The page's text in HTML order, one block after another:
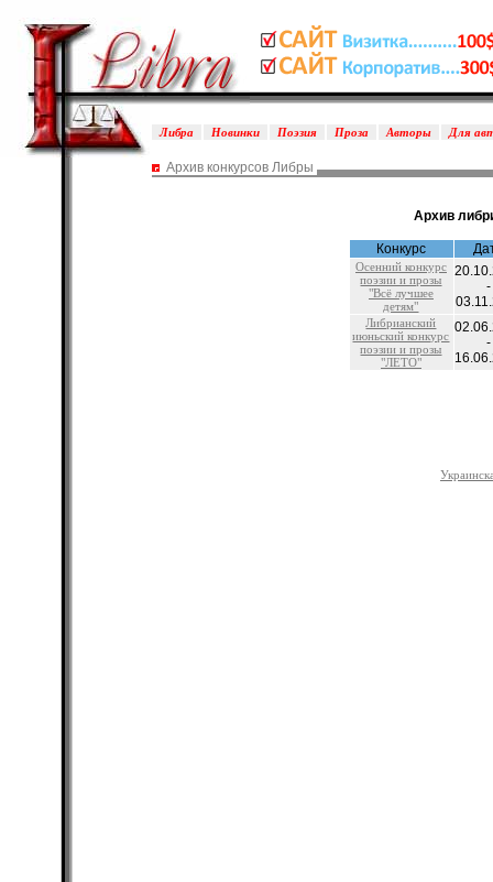
Либра Новинки Поэзия Проза Авторы Для
Архив конкурсов Либры
Архив
Конкурс
Осенний конкурс
поэзии и прозы
"Всё лучшее
детям"
-
Либрианский
июньский конкурс
поэзии и прозы
"ЛЕТО"
-